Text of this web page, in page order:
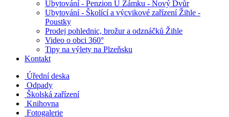
Ubytování - Penzion U Zámku - Nový Dvůr
Ubytování - Školící a výcvikové zařízení Žihle -
Poustky
Prodej pohlednic, brožur a odznáčků Žihle
Video o obci 360°
Tipy na výlety na Plzeňsku
Kontakt
Úřední deska
Odpady
Školská zařízení
Knihovna
Fotogalerie